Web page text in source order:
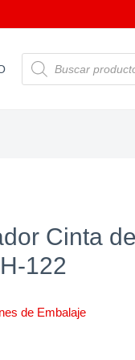
BÚSQUEDA
DE
PRODUCTOS
Cinta
122
de Embalaje